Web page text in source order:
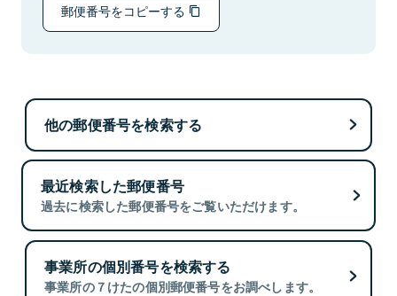
郵便番号をコピーする
他の郵便番号を検索する
最近検索した郵便番号
過去に検索した郵便番号をご覧いただけます。
事業所の個別番号を検索する
事業所の７けたの個別郵便番号をお調べします。